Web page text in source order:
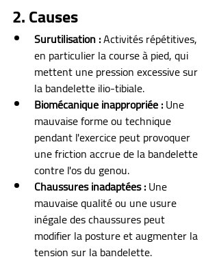
2. Causes
Surutilisation : Activités répétitives,
en particulier la course à pied, qui
mettent une pression excessive sur
la bandelette ilio-tibiale.
Biomécanique inappropriée : Une
mauvaise forme ou technique
pendant l'exercice peut provoquer
une friction accrue de la bandelette
contre l'os du genou.
Chaussures inadaptées : Une
mauvaise qualité ou une usure
inégale des chaussures peut
modifier la posture et augmenter la
tension sur la bandelette.